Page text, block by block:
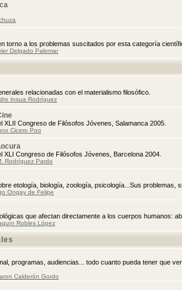
torno a los problemas suscitados por esta categoría
Delgado Palomar
relacionadas con el materialismo filosófico.
Insua Rodríguez
XLII Congreso de Filósofos Jóvenes, Salamanca 2005.
Cicero Poo
XLI Congreso de Filósofos Jóvenes, Barcelona 2004.
Rodríguez Pardo
etología, biología, zoología, psicología...Sus problemas,
Ongay de Felipe
que afectan directamente a los cuerpos humanos:
Robles López
programas, audiencias... todo cuanto pueda tener que
Calderón Gordo